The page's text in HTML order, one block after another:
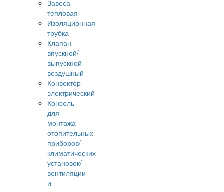
Завеса
тепловая
Изоляционная
трубка
Клапан
впускной/
выпускной
воздушный
Конвектор
электрический
Консоль
для
монтажа
отопительных
приборов/
климатических
установок/
вентиляции
и